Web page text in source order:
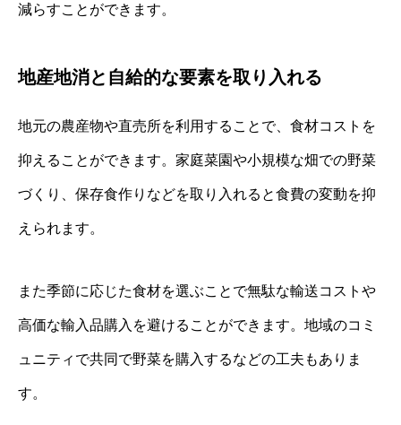
減らすことができます。
地産地消と自給的な要素を取り入れる
地元の農産物や直売所を利用することで、食材コストを
抑えることができます。家庭菜園や小規模な畑での野菜
づくり、保存食作りなどを取り入れると食費の変動を抑
えられます。
また季節に応じた食材を選ぶことで無駄な輸送コストや
高価な輸入品購入を避けることができます。地域のコミ
ュニティで共同で野菜を購入するなどの工夫もありま
す。